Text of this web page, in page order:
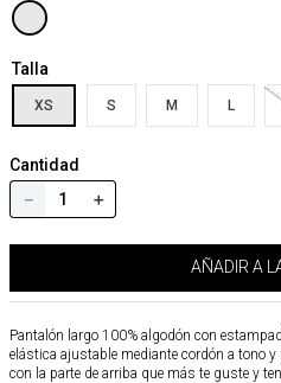
Talla
XS S M L
Cantidad
＋
－
AÑADIR A
Pantalón largo 100% algodón con
elástica ajustable mediante cordón a tono
con la parte de arriba que más te guste y